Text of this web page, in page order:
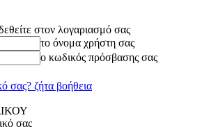
στον λογαριασμό σας
το όνομα χρήστη σας
ο κωδικός πρόσβασης σας
σας? ζήτα βοήθεια
σας